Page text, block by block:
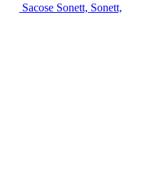
Sacose Sonett, Sonett,